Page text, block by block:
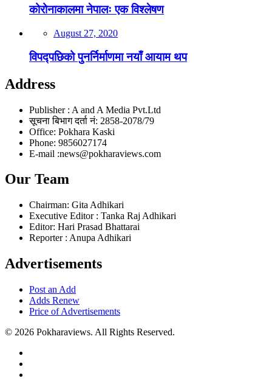
कोरोनाकालमा नेपालः एक विश्लेषण
August 27, 2020
विपद्पछिको पुनर्निर्माणमा नयाँ आयाम थप
Address
Publisher : A and A Media Pvt.Ltd
सूचना बिभाग दर्ता नं: 2858-2078/79
Office: Pokhara Kaski
Phone: 9856027174
E-mail :news@pokharaviews.com
Our Team
Chairman: Gita Adhikari
Executive Editor : Tanka Raj Adhikari
Editor: Hari Prasad Bhattarai
Reporter : Anupa Adhikari
Advertisements
Post an Add
Adds Renew
Price of Advertisements
© 2026 Pokharaviews. All Rights Reserved.